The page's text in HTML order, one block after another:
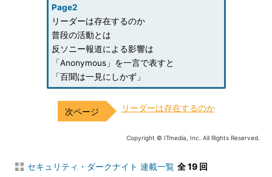
Page2
リーダーは存在するのか
普段の活動とは
反ソニー報道による影響は
「Anonymous」を一言で表すと
「百聞は一見にしかず」
リーダーは存在するのか
Copyright © ITmedia, Inc. All Rights Reserved.
セキュリティ・ダークナイト 連載一覧 全 19 回